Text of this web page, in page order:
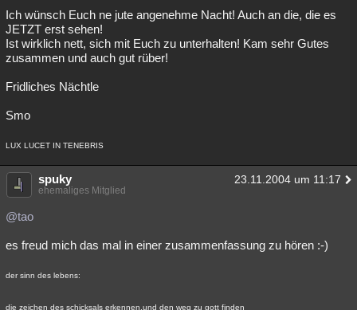
Ich wünsch Euch ne jute angenehme Nacht! Auch an die, die es
JETZT erst sehen!
Ist wirklich nett, sich mit Euch zu unterhalten! Kam sehr Gutes
zusammen und auch gut rüber!
Fridliches Nächtle
Smo
LUX LUCET IN TENEBRIS
spuky 23.11.2004 um 11:17
ehemaliges Mitglied
@tao
es freud mich das mal in einer zusammenfassung zu hören :-)
der sinn des lebens:
die zeichen des schicksals erkennen,und den weg zu gott finden